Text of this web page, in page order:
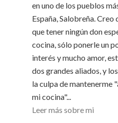
en uno de los pueblos
España, Salobreña. Creo
que tener ningún don
cocina, sólo ponerle un
interés y mucho amor,
dos grandes aliados, y
la culpa de mantenerme
mi cocina"...
Leer más sobre mi